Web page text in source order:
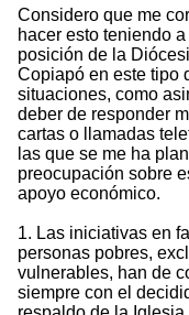
Considero que me
hacer esto teniendo
posición de la
Copiapó en este tipo
situaciones, como
deber de responder
cartas o llamadas
las que se me ha
preocupación sobre
apoyo económico.
1. Las iniciativas en
personas pobres,
vulnerables, han de
siempre con el